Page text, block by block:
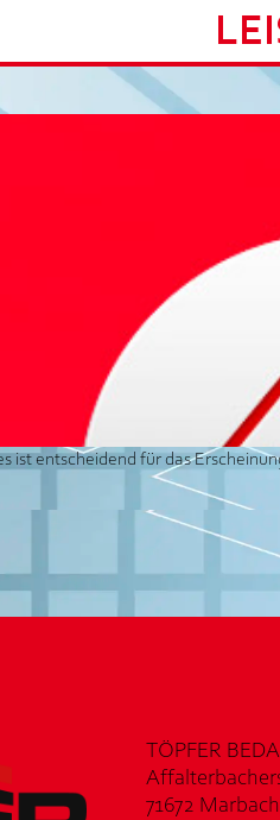
ist entscheidend für das
TÖPFER
71672